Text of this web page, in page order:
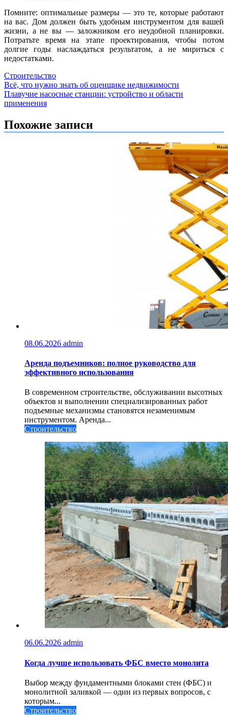
Помните: оптимальные размеры — это те, которые работают
на вас. Дом должен быть удобным инструментом для вашей
жизни, а не вы — заложником его неудобной планировки.
Потратьте время на этапе проектирования, чтобы потом
долгие годы наслаждаться результатом, а не мириться с
недостатками.
Строительство
Навигация
по
Всё, что нужно знать об оценщике недвижимости
Плавучие насосные станции: устройство и области
применения
Похожие записи
08.06.2026 admin
Аренда подъемников: полное руководство для
эффективного использования
В современном строительстве, обслуживании высотных
объектов и выполнении специализированных работ
подъемные механизмы становятся незаменимым
инструментом. Аренда...
Строительство
06.06.2026 admin
Когда лучше использовать ФБС вместо монолита
Выбор между фундаментными блоками стен (ФБС) и
монолитной заливкой — один из первых вопросов, с
которым...
Строительство